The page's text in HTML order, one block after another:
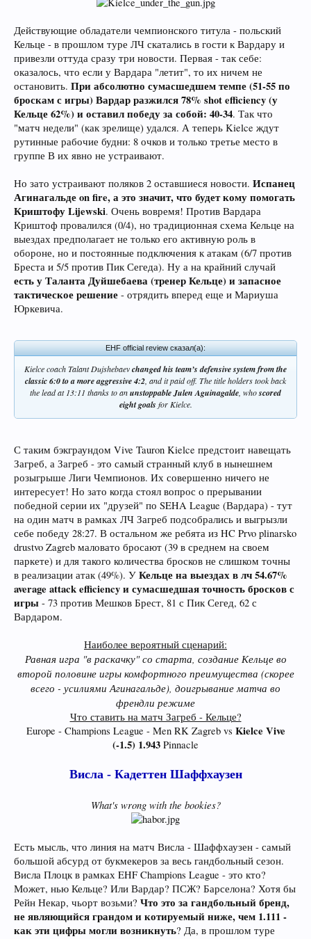
Действующие обладатели чемпионского титула - польский
Кельце - в прошлом туре ЛЧ скатались в гости к Вардару и
привезли оттуда сразу три новости. Первая - так себе:
оказалось, что если у Вардара "летит", то их ничем не
остановить. При абсолютно сумасшедшем темпе (51-55 по
броскам с игры) Вардар разжился 78% shot efficiency (у
Кельце 62%) и оставил победу за собой: 40-34. Так что
"матч недели" (как зрелище) удался. А теперь Kielce ждут
рутинные рабочие будни: 8 очков и только третье место в
группе В их явно не устраивают.
Но зато устраивают поляков 2 оставшиеся новости. Испанец
Агинагальде on fire, а это значит, что будет кому помогать
Криштофу Lijewski. Очень вовремя! Против Вардара
Криштоф провалился (0/4), но традиционная схема Кельце на
выездах предполагает не только его активную роль в
обороне, но и постоянные подключения к атакам (6/7 против
Бреста и 5/5 против Пик Сегеда). Ну а на крайний случай
есть у Таланта Дуйшебаева (тренер Кельце) и запасное
тактическое решение - отрядить вперед еще и Мариуша
Юркевича.
EHF official review сказал(а):
Kielce coach Talant Dujshebaevchanged his team’s defensive system from the
classic 6:0 to a more aggressive 4:2 , and it paid off. The title holders took back
the lead at 13:11 thanks to anunstoppable Julen Aguinagalde , whoscored
eight goals for Kielce.
С таким бэкграундом Vive Tauron Kielce предстоит навещать
Загреб, а Загреб - это самый странный клуб в нынешнем
розыгрыше Лиги Чемпионов. Их совершенно ничего не
интересует! Но зато когда стоял вопрос о прерывании
победной серии их "друзей" по SEHA League (Вардара) - тут
на один матч в рамках ЛЧ Загреб подсобрались и выгрызли
себе победу 28:27. В остальном же ребята из HC Prvo plinarsko
drustvo Zagreb маловато бросают (39 в среднем на своем
паркете) и для такого количества бросков не слишком точны
в реализации атак (49%). У Кельце на выездах в лч 54.67%
average attack efficiency и сумасшедшая точность бросков с
игры - 73 против Мешков Брест, 81 с Пик Сегед, 62 с
Вардаром.
Наиболее вероятный сценарий:
Равная игра "в раскачку" со старта, создание Кельце во
второй половине игры комфортного преимущества (скорее
всего - усилиями Агинагальде), доигрывание матча во
френдли режиме
Что ставить на матч Загреб - Кельце?
Europe - Champions League - Men RK Zagreb vs Kielce Vive
(-1.5) 1.943 Pinnacle​
Висла - Кадеттен Шаффхаузен
What's wrong with the bookies?
Есть мысль, что линия на матч Висла - Шаффхаузен - самый
большой абсурд от букмекеров за весь гандбольный сезон.
Висла Плоцк в рамках EHF Champions League - это кто?
Может, нью Кельце? Или Вардар? ПСЖ? Барселона? Хотя бы
Рейн Некар, чьорт возьми? Что это за гандбольный бренд,
не являющийся грандом и котируемый ниже, чем 1.111 -
как эти цифры могли возникнуть? Да, в прошлом туре